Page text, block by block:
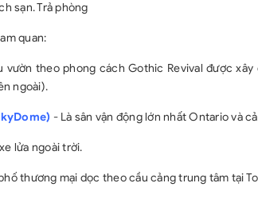
sạn. Trả phòng
quan:
vườn theo phong cách Gothic Revival được xây
ngoài).
- Là sân vận động lớn nhất Ontario và
lửa ngoài trời.
thương mại dọc theo cầu cảng trung tâm tại